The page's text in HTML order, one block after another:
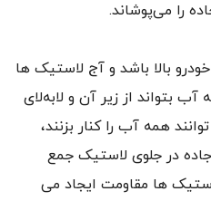
را می‌پوشاند.
بالا باشد و آج لاستیک ها
بتواند از زیر آن و لابه‌لای
همه آب را کنار بزنند،
در جلوی لاستیک جمع
ها مقاومت ایجاد می